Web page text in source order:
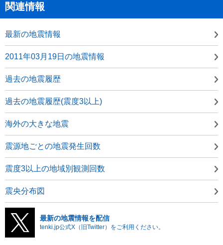
関連情報
最新の地震情報
2011年03月19日の地震情報
過去の地震履歴
過去の地震履歴(震度3以上)
海外の大きな地震
震源地ごとの地震発生回数
震度3以上の地域別観測回数
震央分布図
最新の地震情報を配信
tenki.jp公式X（旧Twitter）をご利用ください。